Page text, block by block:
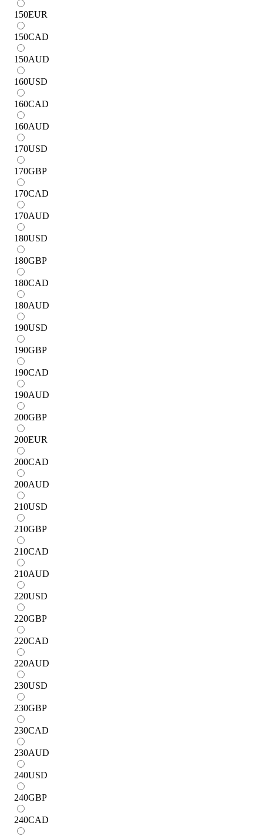
150EUR
150CAD
150AUD
160USD
160CAD
160AUD
170USD
170GBP
170CAD
170AUD
180USD
180GBP
180CAD
180AUD
190USD
190GBP
190CAD
190AUD
200GBP
200EUR
200CAD
200AUD
210USD
210GBP
210CAD
210AUD
220USD
220GBP
220CAD
220AUD
230USD
230GBP
230CAD
230AUD
240USD
240GBP
240CAD